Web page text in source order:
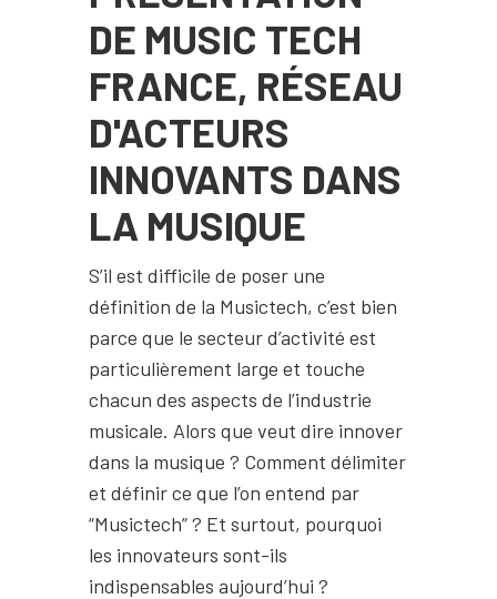
DE MUSIC TECH
FRANCE, RÉSEAU
D'ACTEURS
INNOVANTS DANS
LA MUSIQUE
S’il est difficile de poser une
définition de la Musictech, c’est bien
parce que le secteur d’activité est
particulièrement large et touche
chacun des aspects de l’industrie
musicale. Alors que veut dire innover
dans la musique ? Comment délimiter
et définir ce que l’on entend par
“Musictech” ? Et surtout, pourquoi
les innovateurs sont-ils
indispensables aujourd’hui ?